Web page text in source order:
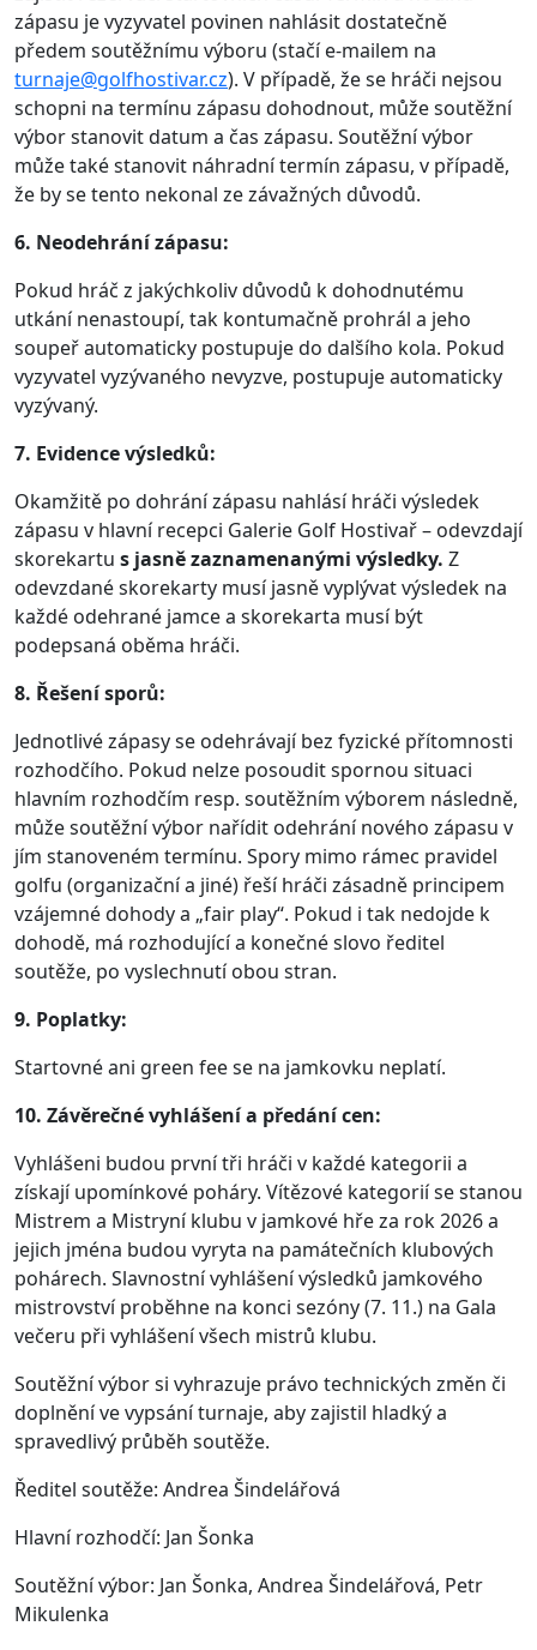
zápasu je vyzyvatel povinen nahlásit dostatečně
předem soutěžnímu výboru (stačí e-mailem na
turnaje@golfhostivar.cz). V případě, že se hráči nejsou
schopni na termínu zápasu dohodnout, může soutěžní
výbor stanovit datum a čas zápasu. Soutěžní výbor
může také stanovit náhradní termín zápasu, v případě,
že by se tento nekonal ze závažných důvodů.
6. Neodehrání zápasu:
Pokud hráč z jakýchkoliv důvodů k dohodnutému
utkání nenastoupí, tak kontumačně prohrál a jeho
soupeř automaticky postupuje do dalšího kola. Pokud
vyzyvatel vyzývaného nevyzve, postupuje automaticky
vyzývaný.
7. Evidence výsledků:
Okamžitě po dohrání zápasu nahlásí hráči výsledek
zápasu v hlavní recepci Galerie Golf Hostivař – odevzdají
skorekartu s jasně zaznamenanými výsledky. Z
odevzdané skorekarty musí jasně vyplývat výsledek na
každé odehrané jamce a skorekarta musí být
podepsaná oběma hráči.
8. Řešení sporů:
Jednotlivé zápasy se odehrávají bez fyzické přítomnosti
rozhodčího. Pokud nelze posoudit spornou situaci
hlavním rozhodčím resp. soutěžním výborem následně,
může soutěžní výbor nařídit odehrání nového zápasu v
jím stanoveném termínu. Spory mimo rámec pravidel
golfu (organizační a jiné) řeší hráči zásadně principem
vzájemné dohody a „fair play“. Pokud i tak nedojde k
dohodě, má rozhodující a konečné slovo ředitel
soutěže, po vyslechnutí obou stran.
9. Poplatky:
Startovné ani green fee se na jamkovku neplatí.
10. Závěrečné vyhlášení a předání cen:
Vyhlášeni budou první tři hráči v každé kategorii a
získají upomínkové poháry. Vítězové kategorií se stanou
Mistrem a Mistryní klubu v jamkové hře za rok 2026 a
jejich jména budou vyryta na památečních klubových
pohárech. Slavnostní vyhlášení výsledků jamkového
mistrovství proběhne na konci sezóny (7. 11.) na Gala
večeru při vyhlášení všech mistrů klubu.
Soutěžní výbor si vyhrazuje právo technických změn či
doplnění ve vypsání turnaje, aby zajistil hladký a
spravedlivý průběh soutěže.
Ředitel soutěže: Andrea Šindelářová
Hlavní rozhodčí: Jan Šonka
Soutěžní výbor: Jan Šonka, Andrea Šindelářová, Petr
Mikulenka